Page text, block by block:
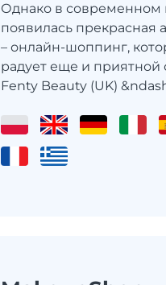
Однако в современном
появилась прекрасная
– онлайн-шоппинг,
радует еще и приятной
Fenty Beauty (UK)